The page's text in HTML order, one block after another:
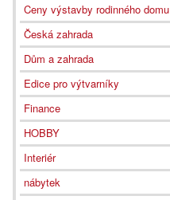
Ceny výstavby rodinného domu
Česká zahrada
Dům a zahrada
Edice pro výtvarníky
Finance
HOBBY
Interiér
nábytek